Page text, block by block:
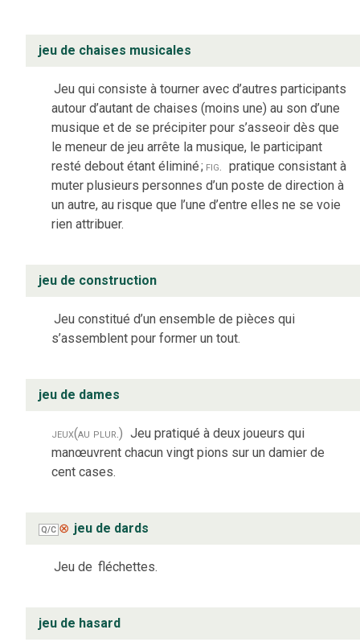
jeu de chaises musicales
Jeu qui consiste à tourner avec d’autres participants
autour d’autant de chaises (moins une) au son d’une
musique et de se précipiter pour s’asseoir dès que
le meneur de jeu arrête la musique, le participant
resté debout étant éliminé; fig. pratique consistant à
muter plusieurs personnes d’un poste de direction à
un autre, au risque que l’une d’entre elles ne se voie
rien attribuer.
jeu de construction
Jeu constitué d’un ensemble de pièces qui
s’assemblent pour former un tout.
jeu de dames
jeux(au plur.) Jeu pratiqué à deux joueurs qui
manœuvrent chacun vingt pions sur un damier de
cent cases.
Q/C ⊗ jeu de dards
Jeu de fléchettes.
jeu de hasard